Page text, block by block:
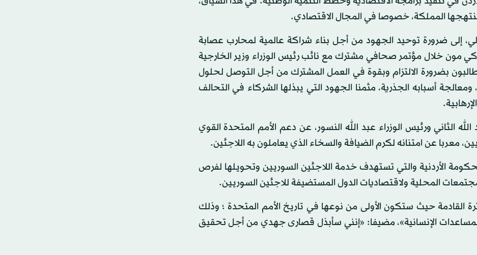
المملكة، خصوصا في المجال الاقتصادي.
إلى ضرورة توحيد الجهود من أجل بناء شراكة عالمية لمحارب عصابة
مون خلال مؤتمر صحافي مشترك مع نائب رئيس الوزراء وزير الخارجية
بضرورة الالتزام وبقوة في العمل المشترك من أجل التوصل لحلول
أسبابه الجذرية، مثمنا الجهود التي يبذلها الشركاء في التحالف
الثاني ورئيس الوزراء عبد الله النسور، عن دعم الأمم المتحدة القوي
معربا عن امتنانه لكرم الضيافة والسخاء الذي يعاملون به اللاجئين.
الأردنية والتي تستهدف خدمة اللاجئين السوريين وتحويلها لفرص
المحلية ولاقتصاديات الدول المستضيفة للاجئين السوريين.
القادمة حيث ستكون الأولى من نوعها في تاريخ الأمم المتحدة ؛ وذلك
الإنسانية»، مضيفا: «إنني سأبذل قصارى جهدي من أجل تحقيق